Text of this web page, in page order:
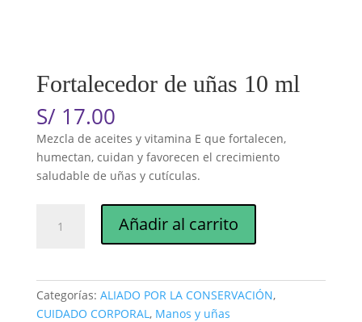
Fortalecedor de uñas 10 ml
S/ 17.00
Mezcla de aceites y vitamina E que fortalecen,
humectan, cuidan y favorecen el crecimiento
saludable de uñas y cutículas.
cantidad
Añadir al carrito
Categorías: ALIADO POR LA CONSERVACIÓN,
CUIDADO CORPORAL, Manos y uñas